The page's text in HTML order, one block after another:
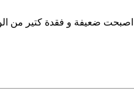
ربنا هي احسن من قبل لكن اصبحت ضعيفة